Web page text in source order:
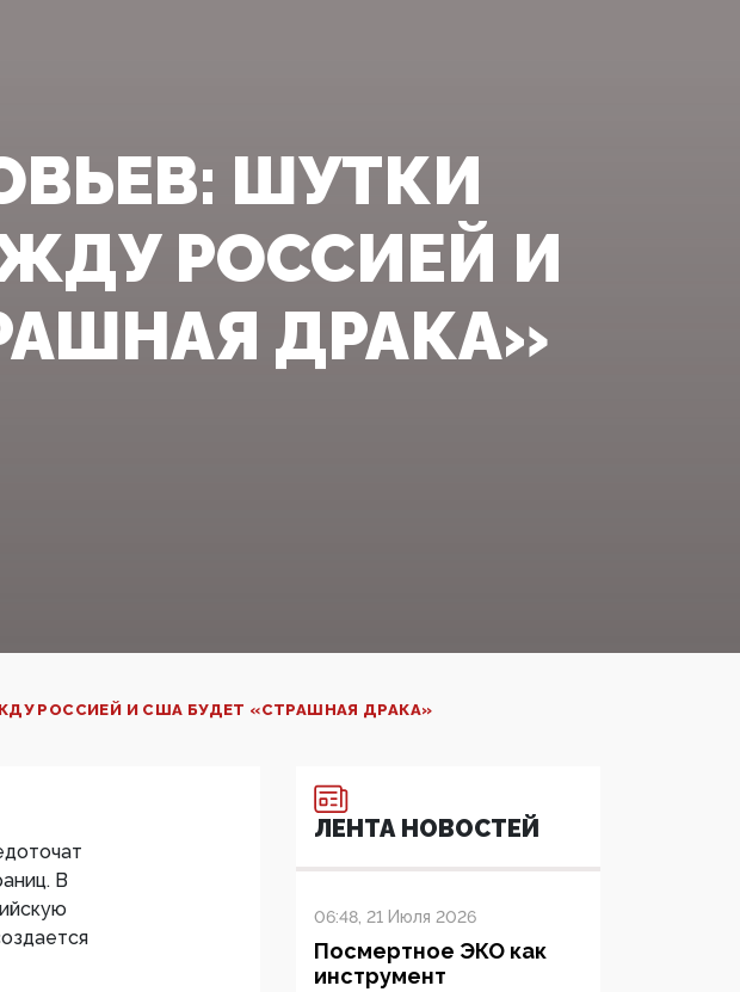
ШУТКИ
РОССИЕЙ И
ДРАКА»
РОССИЕЙ И США БУДЕТ «СТРАШНАЯ ДРАКА»
В
ЛЕНТА НОВОСТЕЙ
06:48, 21 Июля 2026
Посмертное ЭКО как
инструмент